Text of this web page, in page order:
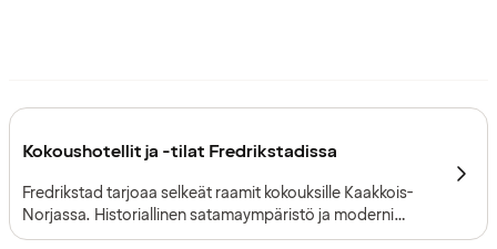
Kokoushotellit ja -tilat Fredrikstadissa
Fredrikstad tarjoaa selkeät raamit kokouksille Kaakkois-
Norjassa. Historiallinen satamaympäristö ja moderni
infrastruktuuri tekevät järjestelyistä vaivattomia. Kaupunki